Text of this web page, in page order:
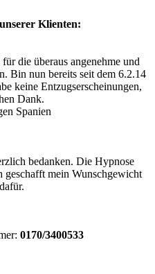
Klienten:
die überaus angenehme und
Bin nun bereits seit dem 6.2.14
keine Entzugserscheinungen,
Dank.
Spanien
bedanken. Die Hypnose
geschafft mein Wunschgewicht
0170/3400533